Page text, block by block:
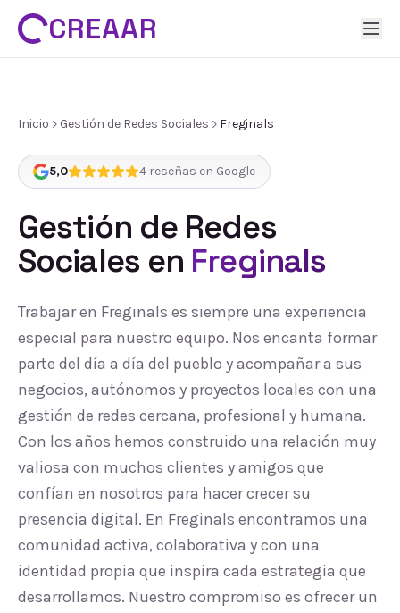
CREAAR
Inicio Gestión de Redes Sociales Freginals
5,0 4 reseñas en Google
Gestión de Redes
Sociales en Freginals
Trabajar en Freginals es siempre una experiencia
especial para nuestro equipo. Nos encanta formar
parte del día a día del pueblo y acompañar a sus
negocios, autónomos y proyectos locales con una
gestión de redes cercana, profesional y humana.
Con los años hemos construido una relación muy
valiosa con muchos clientes y amigos que
confían en nosotros para hacer crecer su
presencia digital. En Freginals encontramos una
comunidad activa, colaborativa y con una
identidad propia que inspira cada estrategia que
desarrollamos. Nuestro compromiso es ofrecer un